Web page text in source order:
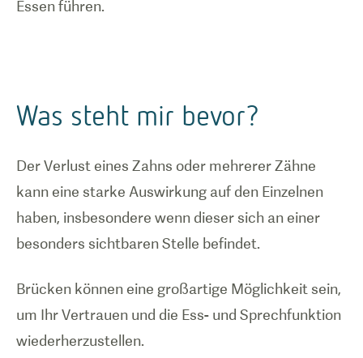
Essen führen.
Was steht mir bevor?
Der Verlust eines Zahns oder mehrerer Zähne
kann eine starke Auswirkung auf den Einzelnen
haben, insbesondere wenn dieser sich an einer
besonders sichtbaren Stelle befindet.
Brücken können eine großartige Möglichkeit sein,
um Ihr Vertrauen und die Ess- und Sprechfunktion
wiederherzustellen.